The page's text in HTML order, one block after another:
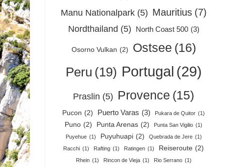
Manu Nationalpark (5) Mauritius (7)
Nordthailand (5) North Coast 500 (3)
Osorno Vulkan (2) Ostsee (16)
Peru (19) Portugal (29)
Praslin (5) Provence (15)
Pucon (2) Puerto Varas (3) Pukara de Quitor (1)
Puno (2) Punta Arenas (2) Punta San Vigilio (1)
Puyehue (1) Puyuhuapi (2) Quebrada de Jere (1)
Racchi (1) Rafting (1) Ratingen (1) Reiseroute (2)
Rhein (1) Rincon de Vieja (1) Rio Serrano (1)